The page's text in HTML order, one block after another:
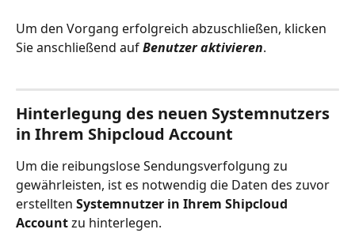
Um den Vorgang erfolgreich abzuschließen, klicken
Sie anschließend auf Benutzer aktivieren.
Hinterlegung des neuen Systemnutzers
in Ihrem Shipcloud Account
Um die reibungslose Sendungsverfolgung zu
gewährleisten, ist es notwendig die Daten des zuvor
erstellten Systemnutzer in Ihrem Shipcloud
Account zu hinterlegen.